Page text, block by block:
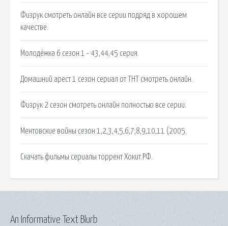
Физрук смотреть онлайн все серии подряд в хорошем
качестве.
Молодёжка 6 сезон 1 - 43,44,45 серия.
Домашний арест 1 сезон сериал от ТНТ смотреть онлайн.
Физрук 2 сезон смотреть онлайн полностью все серии.
Ментовские войны сезон 1,2,3,4,5,6,7,8,9,10,11 (2005.
Скачать фильмы сериалы торрент Хокит.РФ.
An Informative Text Blurb